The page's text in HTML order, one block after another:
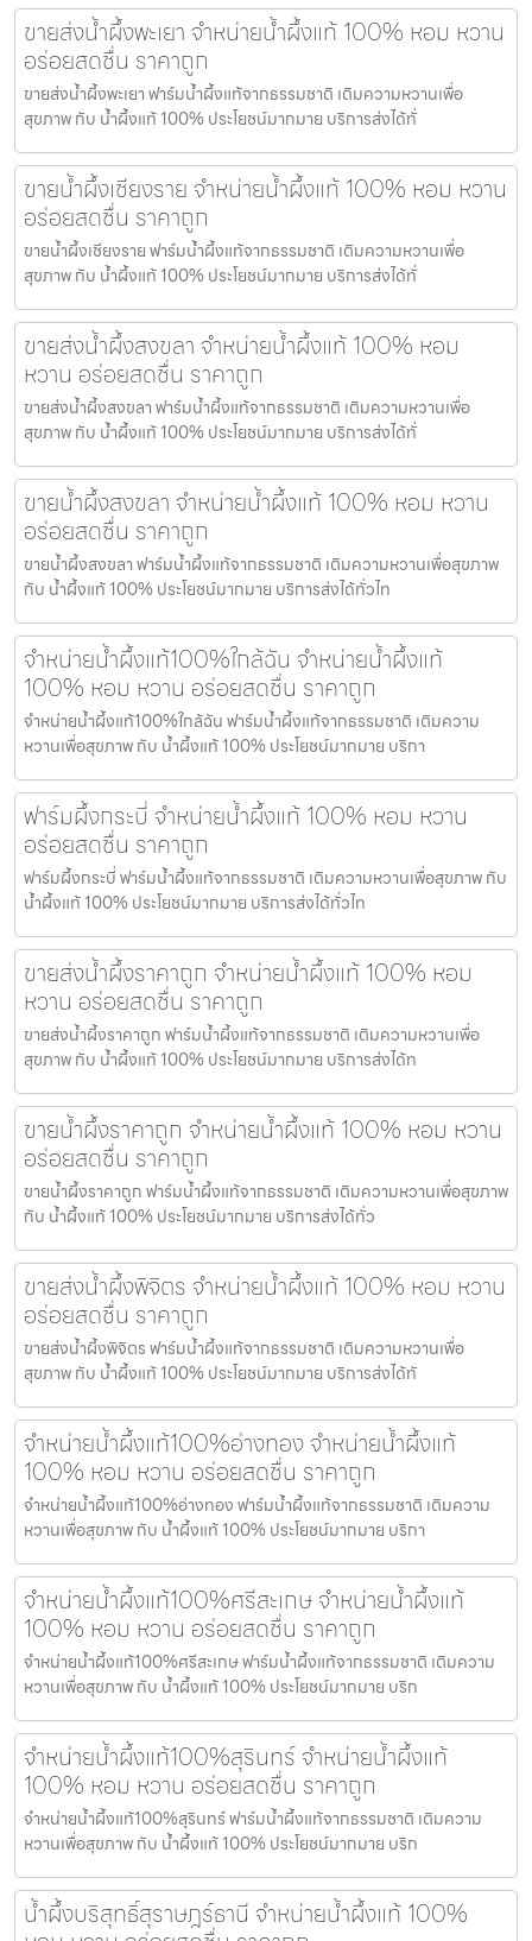
ขายส่งน้ำผึ้งพะเยา จำหน่ายน้ำผึ้งแท้ 100% หอม หวาน
อร่อยสดชื่น ราคาถูก
ขายส่งน้ำผึ้งพะเยา ฟาร์มน้ำผึ้งแท้จากธรรมชาติ เติมความหวานเพื่อ
สุขภาพ กับ น้ำผึ้งแท้ 100% ประโยชน์มากมาย บริการส่งได้ทั่
ขายน้ำผึ้งเชียงราย จำหน่ายน้ำผึ้งแท้ 100% หอม หวาน
อร่อยสดชื่น ราคาถูก
ขายน้ำผึ้งเชียงราย ฟาร์มน้ำผึ้งแท้จากธรรมชาติ เติมความหวานเพื่อ
สุขภาพ กับ น้ำผึ้งแท้ 100% ประโยชน์มากมาย บริการส่งได้ทั่
ขายส่งน้ำผึ้งสงขลา จำหน่ายน้ำผึ้งแท้ 100% หอม
หวาน อร่อยสดชื่น ราคาถูก
ขายส่งน้ำผึ้งสงขลา ฟาร์มน้ำผึ้งแท้จากธรรมชาติ เติมความหวานเพื่อ
สุขภาพ กับ น้ำผึ้งแท้ 100% ประโยชน์มากมาย บริการส่งได้ทั่
ขายน้ำผึ้งสงขลา จำหน่ายน้ำผึ้งแท้ 100% หอม หวาน
อร่อยสดชื่น ราคาถูก
ขายน้ำผึ้งสงขลา ฟาร์มน้ำผึ้งแท้จากธรรมชาติ เติมความหวานเพื่อสุขภาพ
กับ น้ำผึ้งแท้ 100% ประโยชน์มากมาย บริการส่งได้ทั่วไท
จำหน่ายน้ำผึ้งแท้100%ใกล้ฉัน จำหน่ายน้ำผึ้งแท้
100% หอม หวาน อร่อยสดชื่น ราคาถูก
จำหน่ายน้ำผึ้งแท้100%ใกล้ฉัน ฟาร์มน้ำผึ้งแท้จากธรรมชาติ เติมความ
หวานเพื่อสุขภาพ กับ น้ำผึ้งแท้ 100% ประโยชน์มากมาย บริกา
ฟาร์มผึ้งกระบี่ จำหน่ายน้ำผึ้งแท้ 100% หอม หวาน
อร่อยสดชื่น ราคาถูก
ฟาร์มผึ้งกระบี่ ฟาร์มน้ำผึ้งแท้จากธรรมชาติ เติมความหวานเพื่อสุขภาพ กับ
น้ำผึ้งแท้ 100% ประโยชน์มากมาย บริการส่งได้ทั่วไท
ขายส่งน้ำผึ้งราคาถูก จำหน่ายน้ำผึ้งแท้ 100% หอม
หวาน อร่อยสดชื่น ราคาถูก
ขายส่งน้ำผึ้งราคาถูก ฟาร์มน้ำผึ้งแท้จากธรรมชาติ เติมความหวานเพื่อ
สุขภาพ กับ น้ำผึ้งแท้ 100% ประโยชน์มากมาย บริการส่งได้ท
ขายน้ำผึ้งราคาถูก จำหน่ายน้ำผึ้งแท้ 100% หอม หวาน
อร่อยสดชื่น ราคาถูก
ขายน้ำผึ้งราคาถูก ฟาร์มน้ำผึ้งแท้จากธรรมชาติ เติมความหวานเพื่อสุขภาพ
กับ น้ำผึ้งแท้ 100% ประโยชน์มากมาย บริการส่งได้ทั่ว
ขายส่งน้ำผึ้งพิจิตร จำหน่ายน้ำผึ้งแท้ 100% หอม หวาน
อร่อยสดชื่น ราคาถูก
ขายส่งน้ำผึ้งพิจิตร ฟาร์มน้ำผึ้งแท้จากธรรมชาติ เติมความหวานเพื่อ
สุขภาพ กับ น้ำผึ้งแท้ 100% ประโยชน์มากมาย บริการส่งได้ทั
จำหน่ายน้ำผึ้งแท้100%อ่างทอง จำหน่ายน้ำผึ้งแท้
100% หอม หวาน อร่อยสดชื่น ราคาถูก
จำหน่ายน้ำผึ้งแท้100%อ่างทอง ฟาร์มน้ำผึ้งแท้จากธรรมชาติ เติมความ
หวานเพื่อสุขภาพ กับ น้ำผึ้งแท้ 100% ประโยชน์มากมาย บริกา
จำหน่ายน้ำผึ้งแท้100%ศรีสะเกษ จำหน่ายน้ำผึ้งแท้
100% หอม หวาน อร่อยสดชื่น ราคาถูก
จำหน่ายน้ำผึ้งแท้100%ศรีสะเกษ ฟาร์มน้ำผึ้งแท้จากธรรมชาติ เติมความ
หวานเพื่อสุขภาพ กับ น้ำผึ้งแท้ 100% ประโยชน์มากมาย บริก
จำหน่ายน้ำผึ้งแท้100%สุรินทร์ จำหน่ายน้ำผึ้งแท้
100% หอม หวาน อร่อยสดชื่น ราคาถูก
จำหน่ายน้ำผึ้งแท้100%สุรินทร์ ฟาร์มน้ำผึ้งแท้จากธรรมชาติ เติมความ
หวานเพื่อสุขภาพ กับ น้ำผึ้งแท้ 100% ประโยชน์มากมาย บริก
น้ำผึ้งบริสุทธิ์สุราษฎร์ธานี จำหน่ายน้ำผึ้งแท้ 100%